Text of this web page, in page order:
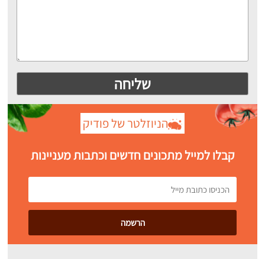
הניוזלטר של פודיק
קבלו למייל מתכונים חדשים וכתבות מעניינות